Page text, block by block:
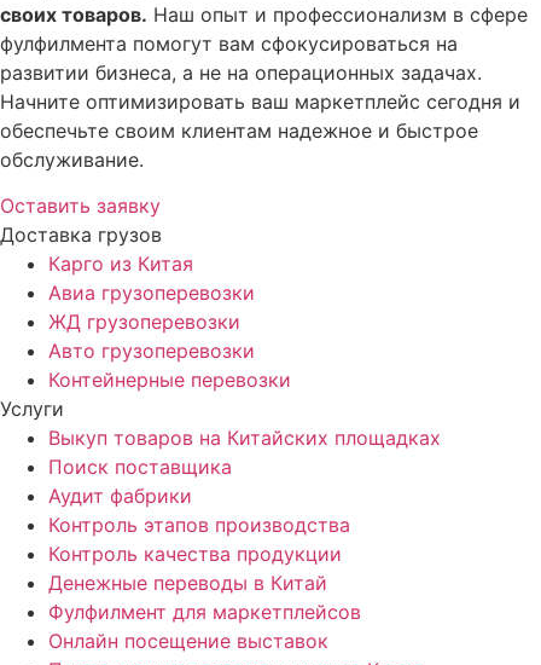
своих товаров. Наш опыт и профессионализм в сфере
фулфилмента помогут вам сфокусироваться на
развитии бизнеса, а не на операционных задачах.
Начните оптимизировать ваш маркетплейс сегодня и
обеспечьте своим клиентам надежное и быстрое
обслуживание.
Оставить заявку
Доставка грузов
Карго из Китая
Авиа грузоперевозки
ЖД грузоперевозки
Авто грузоперевозки
Контейнерные перевозки
Услуги
Выкуп товаров на Китайских площадках
Поиск поставщика
Аудит фабрики
Контроль этапов производства
Контроль качества продукции
Денежные переводы в Китай
Фулфилмент для маркетплейсов
Онлайн посещение выставок